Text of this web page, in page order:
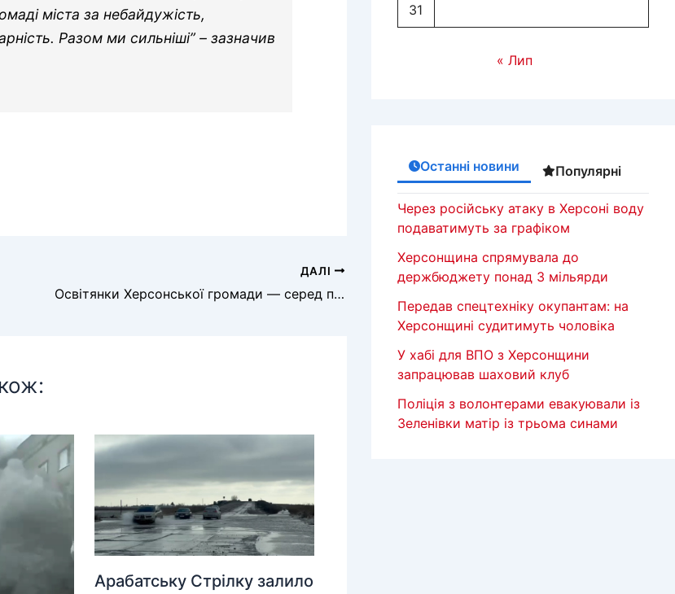
міста за небайдужість,
Разом ми сильніші” – зазначив
ДАЛІ
Освітянки Херсонської громади — серед переможниць національної премії
Арабатську Стрілку залило
31
« Лип
Останні новини Популярні
Через російську атаку в Херсоні воду
подаватимуть за графіком
Херсонщина спрямувала до
держбюджету понад 3 мільярди
Передав спецтехніку окупантам: на
Херсонщині судитимуть чоловіка
У хабі для ВПО з Херсонщини
запрацював шаховий клуб
Поліція з волонтерами евакуювали із
Зеленівки матір із трьома синами